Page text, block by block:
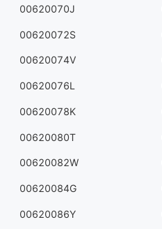
00620070J
00620072S
00620074V
00620076L
00620078K
00620080T
00620082W
00620084G
00620086Y